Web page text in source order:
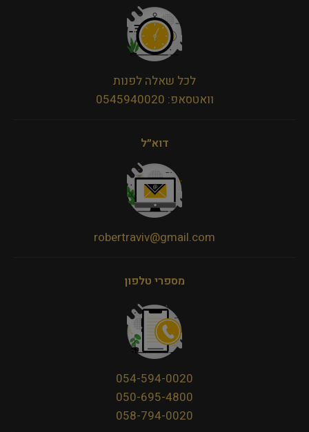
לכל שאלה לפנות
וואטסאפ: 0545940020
דוא״ל
robertraviv@gmail.com
מספרי טלפון
054-594-0020
050-695-4800
058-794-0020